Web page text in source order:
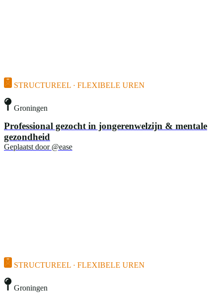
STRUCTUREEL · FLEXIBELE UREN
Groningen
Professional gezocht in jongerenwelzijn & mentale
gezondheid
Geplaatst door @ease
STRUCTUREEL · FLEXIBELE UREN
Groningen